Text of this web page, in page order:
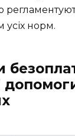
усіх норм.